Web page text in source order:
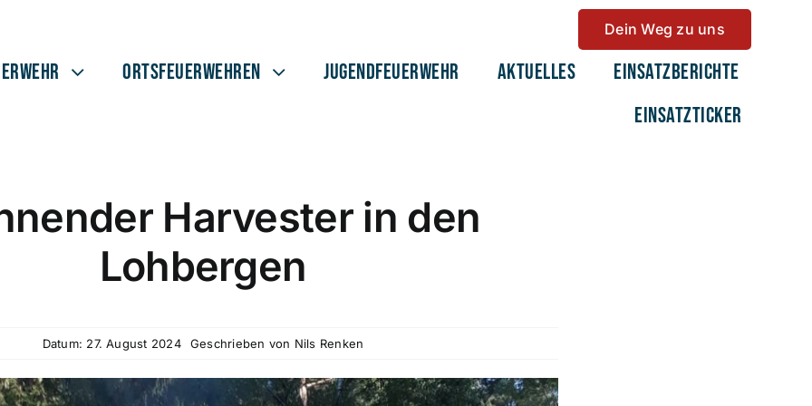
Dein Weg zu uns
Ortsfeuerwehren Jugendfeuerwehr Aktuelles
Einsatzberichte
Einsatzticker
Harvester in den
Lohbergen
Datum: 27. August 2024 Geschrieben von Nils Renken